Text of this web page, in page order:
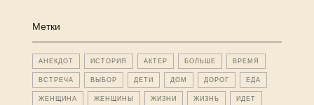
Метки
АНЕКДОТ ИСТОРИЯ АКТЕР БОЛЬШЕ ВРЕМЯ
ВСТРЕЧА ВЫБОР ДЕТИ ДОМ ДОРОГ ЕДА
ЖЕНЩИНА ЖЕНЩИНЫ ЖИЗНИ ЖИЗНЬ ИДЕТ